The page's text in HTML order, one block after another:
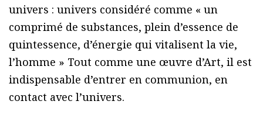
univers : univers considéré comme « un
comprimé de substances, plein d’essence de
quintessence, d’énergie qui vitalisent la vie,
l’homme » Tout comme une œuvre d’Art, il est
indispensable d’entrer en communion, en
contact avec l’univers.